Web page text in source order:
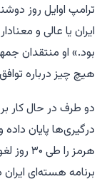
ترامپ اوایل روز
ایران یا عالی و
بود.» او منتقدان
هیچ چیز درباره
دو طرف در حال کار
درگیری‌ها پایان
هرمز
برنامه هسته‌ای